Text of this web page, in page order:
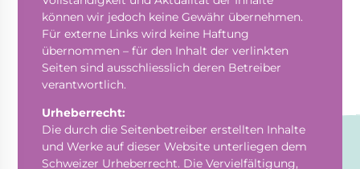
können wir jedoch keine Gewähr übernehmen.
Für externe Links wird keine Haftung
übernommen – für den Inhalt der verlinkten
Seiten sind ausschliesslich deren Betreiber
verantwortlich.
Urheberrecht:
Die durch die Seitenbetreiber erstellten Inhalte
und Werke auf dieser Website unterliegen dem
Schweizer Urheberrecht. Die Vervielfältigung,